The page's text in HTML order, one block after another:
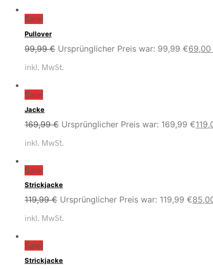
Sale!
Pullover
99,99€ Ursprünglicher Preis war: 99,99 €69,00
inkl. MwSt.
Sale!
Jacke
169,99€ Ursprünglicher Preis war: 169,99 €
inkl. MwSt.
Sale!
Strickjacke
119,99€ Ursprünglicher Preis war: 119,99 €
inkl. MwSt.
Sale!
Strickjacke